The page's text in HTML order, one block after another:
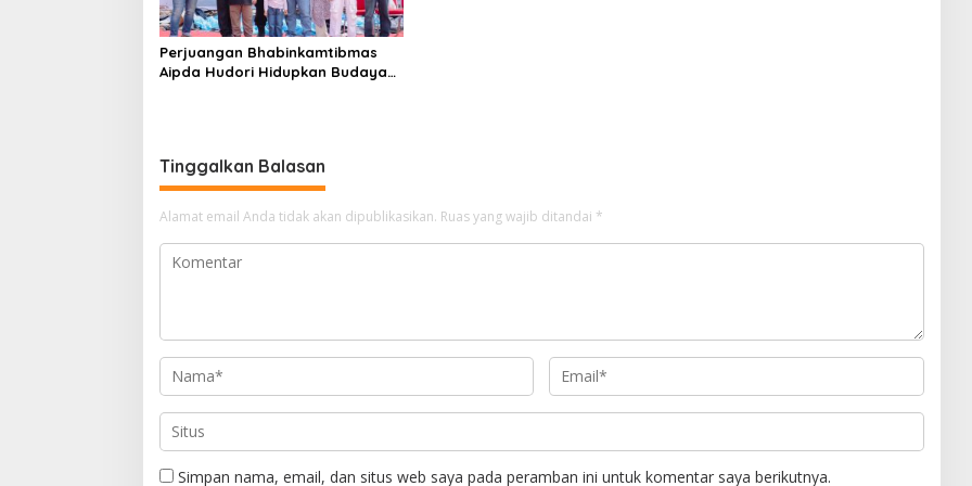
Perjuangan Bhabinkamtibmas
Aipda Hudori Hidupkan Budaya
Tinggalkan Balasan
Alamat email Anda tidak akan dipublikasikan. Ruas yang wajib ditandai *
Simpan nama, email, dan situs web saya pada peramban ini untuk komentar saya berikutnya.